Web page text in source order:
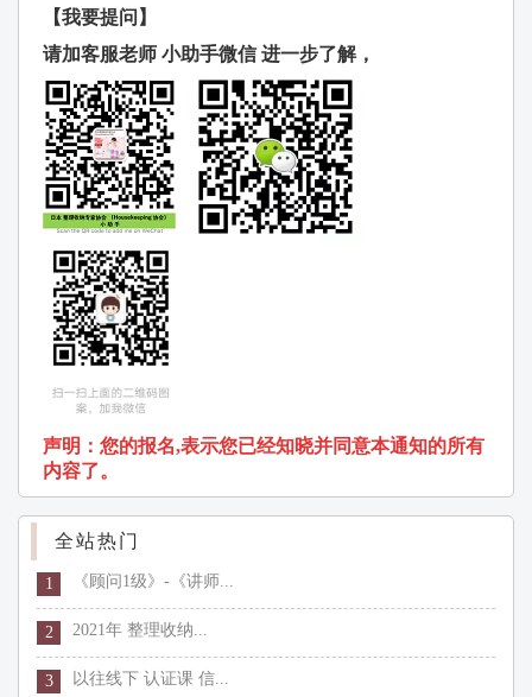
【我要提问 】
请加客服老师 小助手微信进一步了解，
声明：您的报名,表示您已经知晓并同意本通知的所有
内容了。
全站热门
1 《顾问1级》-《讲师...
2 2021年 整理收纳...
3 以往线下 认证课 信...